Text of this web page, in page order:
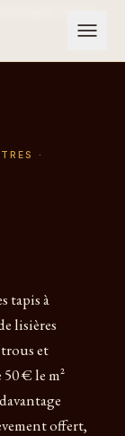
·
tapis à
lisières
et
€ le m²
offert,